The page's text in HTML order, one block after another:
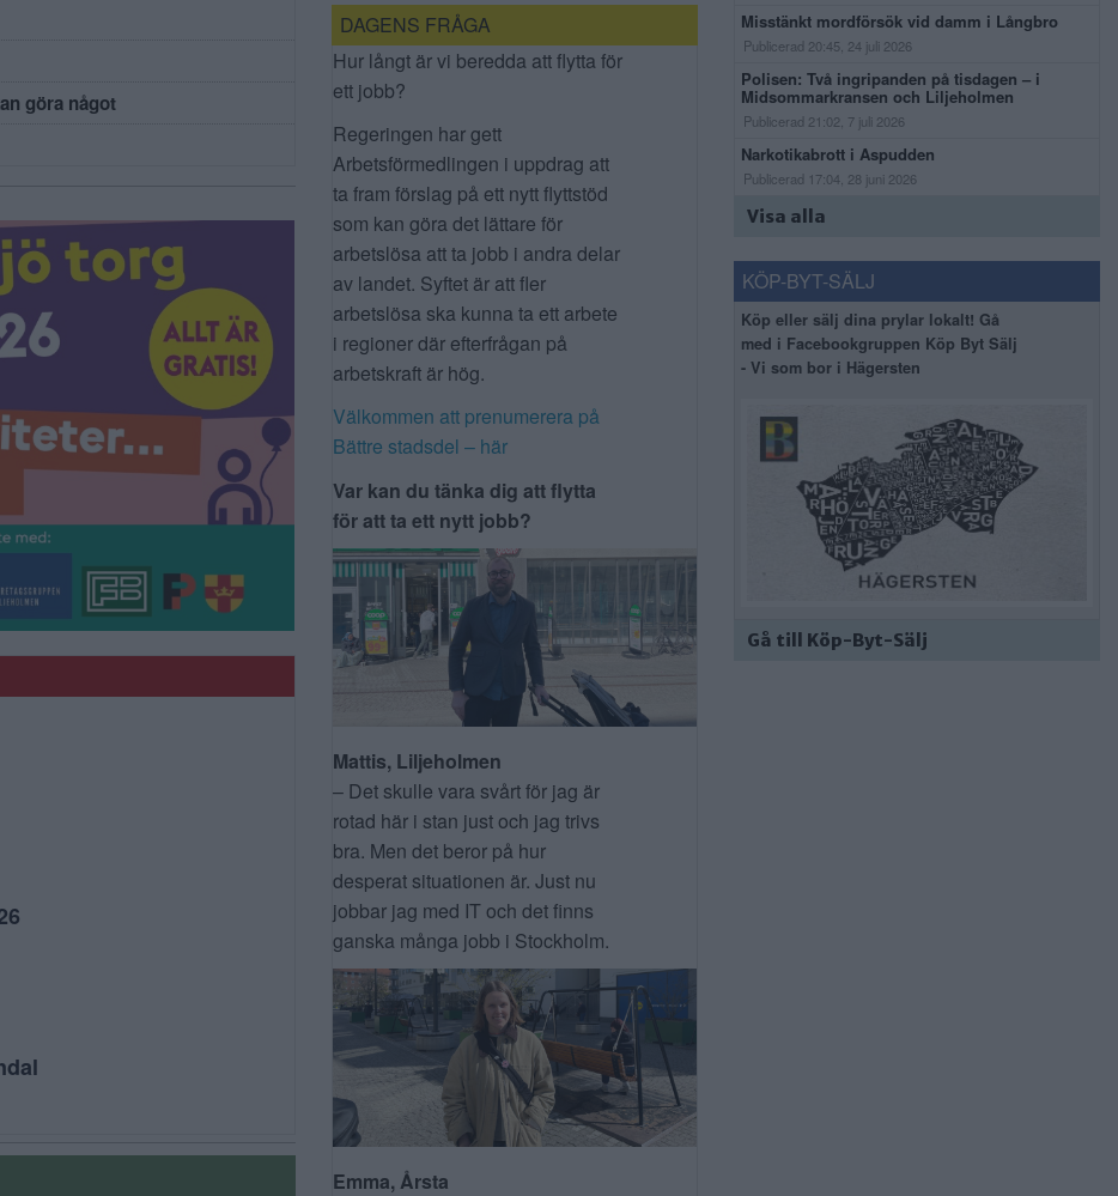
göra något
DAGENS FRÅGA
Hur långt är vi beredda att flytta för
ett jobb?
Regeringen har gett
Arbetsförmedlingen i uppdrag att
ta fram förslag på ett nytt flyttstöd
som kan göra det lättare för
arbetslösa att ta jobb i andra delar
av landet. Syftet är att fler
arbetslösa ska kunna ta ett arbete
i regioner där efterfrågan på
arbetskraft är hög.
Välkommen att prenumerera på
Bättre stadsdel – här
Var kan du tänka dig att flytta
för att ta ett nytt jobb?
Mattis, Liljeholmen
– Det skulle vara svårt för jag är
rotad här i stan just och jag trivs
bra. Men det beror på hur
desperat situationen är. Just nu
jobbar jag med IT och det finns
ganska många jobb i Stockholm.
Emma, Årsta
Misstänkt mordförsök vid damm i Långbro
Publicerad 20:45, 24 juli 2026
Polisen: Två ingripanden på tisdagen – i
Midsommarkransen och Liljeholmen
Publicerad 21:02, 7 juli 2026
Narkotikabrott i Aspudden
Publicerad 17:04, 28 juni 2026
Visa alla
KÖP-BYT-SÄLJ
Köp eller sälj dina prylar lokalt! Gå
med i Facebookgruppen Köp Byt Sälj
- Vi som bor i Hägersten
Gå till Köp-Byt-Sälj